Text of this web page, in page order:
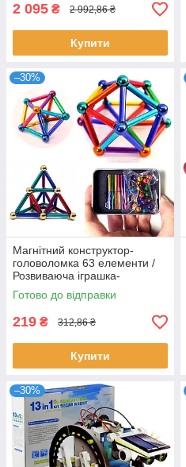
2 095 ₴ 2 992,86 ₴
Купити
–30%
Магнітний конструктор-
головоломка 63 елементи /
Розвиваюча іграшка-
конструктор для дітей
Готово до відправки
219 ₴ 312,86 ₴
Купити
–30%